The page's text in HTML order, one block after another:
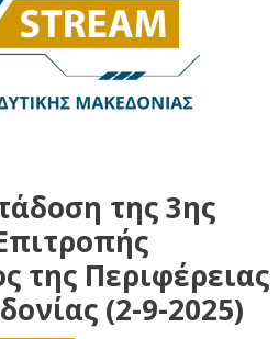
της 3ης
της Περιφέρειας
(2-9-2025)